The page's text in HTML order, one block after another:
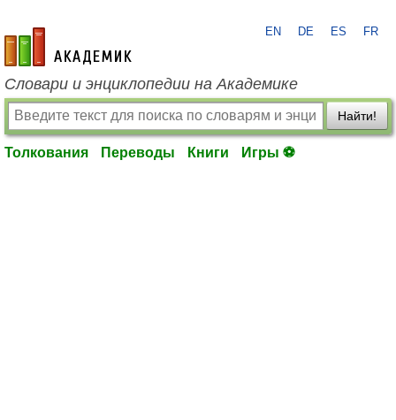
academic.ru
EN DE ES FR
Словари и энциклопедии на Академике
Найти!
Толкования Переводы Книги Игры ⚽